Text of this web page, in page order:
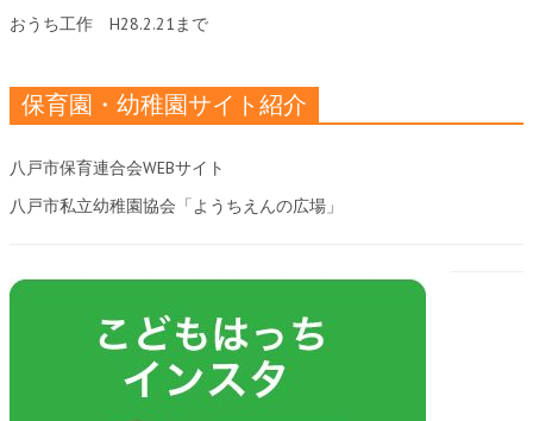
おうち工作 H28.2.21まで
保育園・幼稚園サイト紹介
八戸市保育連合会WEBサイト
八戸市私立幼稚園協会「ようちえんの広場」